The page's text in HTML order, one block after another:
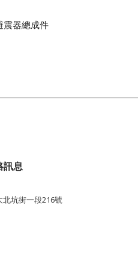
震器總成件
訊息
北坑街一段216號